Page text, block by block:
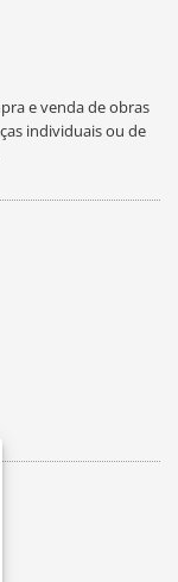
e venda de obras
individuais ou de